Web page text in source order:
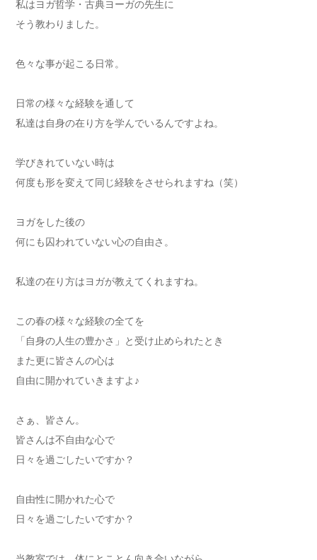
私はヨガ哲学・古典ヨーガの先生に
そう教わりました。
色々な事が起こる日常。
日常の様々な経験を通して
私達は自身の在り方を学んでいるんですよね。
学びきれていない時は
何度も形を変えて同じ経験をさせられますね（笑）
ヨガをした後の
何にも囚われていない心の自由さ。
私達の在り方はヨガが教えてくれますね。
この春の様々な経験の全てを
「自身の人生の豊かさ」と受け止められたとき
また更に皆さんの心は
自由に開かれていきますよ♪
さぁ、皆さん。
皆さんは不自由な心で
日々を過ごしたいですか？
自由性に開かれた心で
日々を過ごしたいですか？